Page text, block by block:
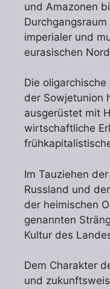
und Amazonen
imperialer und
eurasischen
Die
der Sowjetunion
ausgerüstet mit
wirtschaftliche
Im Tauziehen
Russland und
der heimischen
genannten
Kultur des
Dem Charakter
und